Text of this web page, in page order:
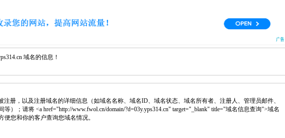
域名的信息！
注册，以及注册域名的详细信息（如域名名称、域名ID、域名状态、域名所有者、注册人、管理员邮件、
）；请将 <a href="http://www.fwol.cn/domain/?d=03y.yps314.cn" target="_blank" title="域名信息查询">域名
便您和你的客户查询您域名情况。